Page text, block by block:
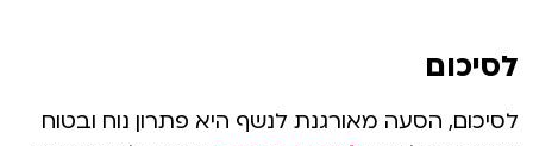
לסיכום
לסיכום, הסעה מאורגנת לנשף היא פתרון נוח ובטוח